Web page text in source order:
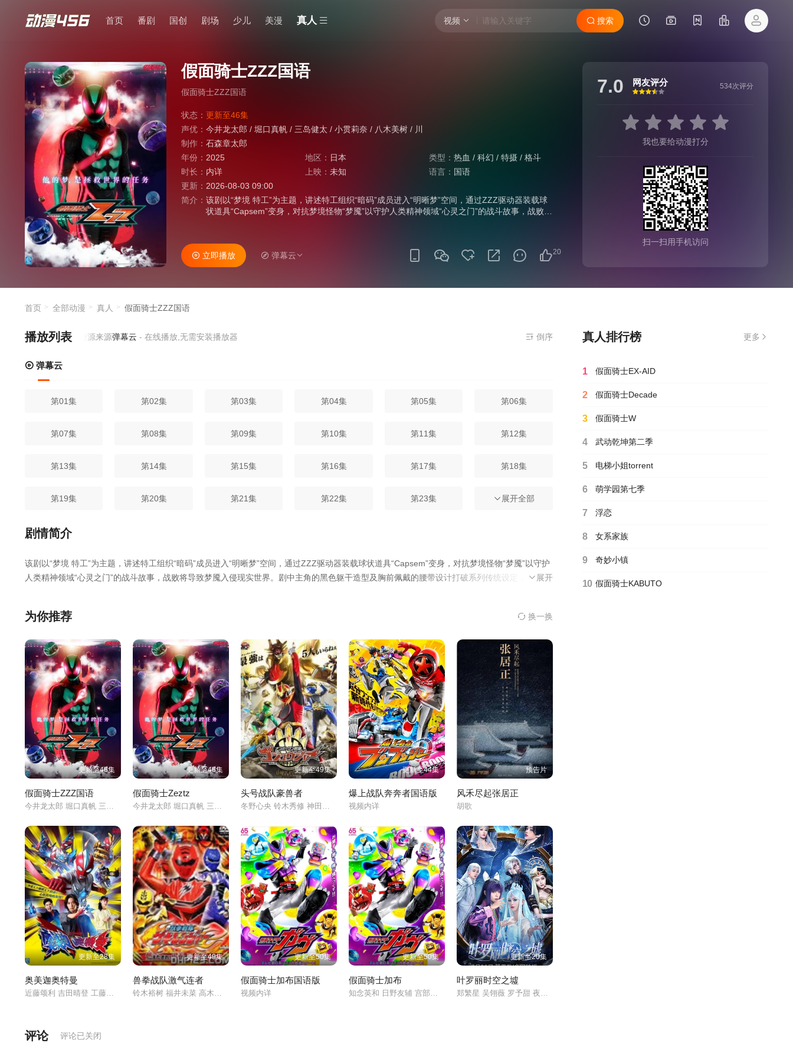
视频 搜索
首页 番剧 国创 剧场 少儿 美漫 真人
假面骑士ZZZ国语
假面骑士ZZZ国语
状态： 更新至46集
声优： 今井龙太郎 / 堀口真帆 / 三岛健太 / 小贯莉奈 / 八木美树 / 川
制作： 石森章太郎
年份： 2025 地区： 日本 类型： 热血 / 科幻 / 特摄 / 格斗
时长： 内详 上映： 未知 语言： 国语
更新： 2026-08-03 09:00
简介： 该剧以“梦境 特工”为主题，讲述特工组织“暗码”成员进入“明晰梦”空间，通过ZZZ驱动器装载球
状道具“Capsem”变身，对抗梦境怪物“梦魇”以守护人类精神领域“心灵之门”的战斗故事，战败将
克斯。普通青年在梦中摇身一变成为“无敌的特工”， 守护人类，对抗侵害现实世界的噩梦怪
人“梦魇”！ 新时代的假面骑士，觉醒了。 他的名字是——假面骑士ZZZ。 来吧，任务开始！
20
立即播放 弹幕云
7.0 网友评分
很差
较差还行推荐力荐
534次评分
我也要给动漫打分
扫一扫用手机访问
首页 全部动漫 真人 假面骑士ZZZ国语
播放列表
当前资源来源弹幕云- 在线播放,无需安装播放器 倒序
弹幕云
第01集 第02集 第03集 第04集 第05集 第06集
第07集 第08集 第09集 第10集 第11集 第12集
第13集 第14集 第15集 第16集 第17集 第18集
第19集 第20集 第21集 第22集 第23集 第24集
第25集
第31集 第32集 第33集 第34集 第35集 第36集
展开全部
剧情简介
该剧以“梦境 特工”为主题，讲述特工组织“暗码”成员进入“明晰梦”空间，通过ZZZ驱动器装载球状道具“Capsem”变身，对抗梦境怪物“梦魇”以守护
人类精神领域“心灵之门”的战斗故事，战败将导致梦魇入侵现实世界。剧中主角的黑色躯干造型及胸前佩戴的腰带设计打破系列传统设定，片头曲
展开
为你推荐 换一换
更新至46集
假面骑士ZZZ国语
今井龙太郎 堀口真帆 三岛健太 小贯莉奈 八木美树 川
更新至46集
假面骑士Zeztz
今井龙太郎 堀口真帆 三岛健太 小贯莉奈 八木美树 川
更新至49集
头号战队豪兽者
冬野心央 铃木秀修 神田圣司 松本仁 今森茉耶
更新至44集
爆上战队奔奔者国语版
视频内详
预告片
风禾尽起张居正
胡歌
更新至28集
奥美迦奥特曼
更新至49集
兽拳战队激气连者
更新至50集
假面骑士加布国语版
视频内详
更新至50集
假面骑士加布
更新至20集
叶罗丽时空之墟
评论 评论已关闭
真人排行榜 更多
1 假面骑士EX-AID
2 假面骑士Decade
3 假面骑士W
4 武动乾坤第二季
5 电梯小姐torrent
6 萌学园第七季
7 浮恋
8 女系家族
9 奇妙小镇
10 假面骑士KABUTO